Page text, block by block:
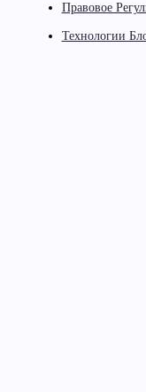
Правовое
Технологии